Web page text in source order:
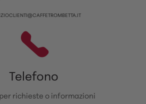
Telefono
richieste o informazioni